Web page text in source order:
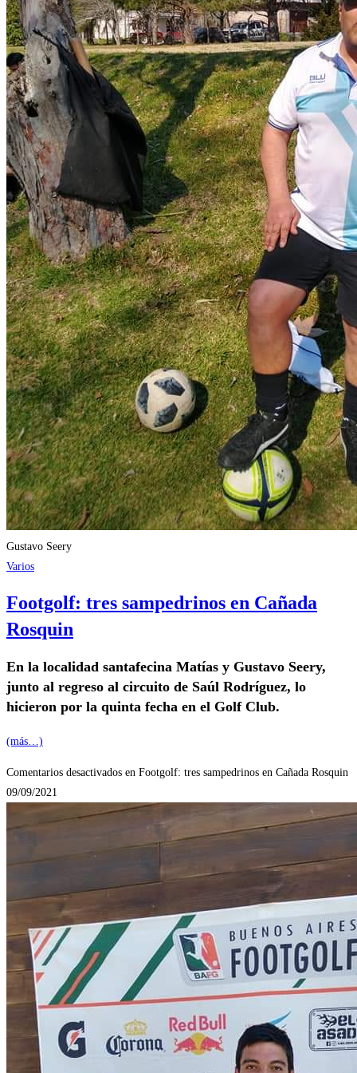
Gustavo Seery
Varios
Footgolf: tres sampedrinos en Cañada
Rosquin
En la localidad santafecina Matías y Gustavo Seery,
junto al regreso al circuito de Saúl Rodríguez, lo
hicieron por la quinta fecha en el Golf Club.
(más…)
Comentarios desactivados en Footgolf: tres sampedrinos en Cañada Rosquin
09/09/2021